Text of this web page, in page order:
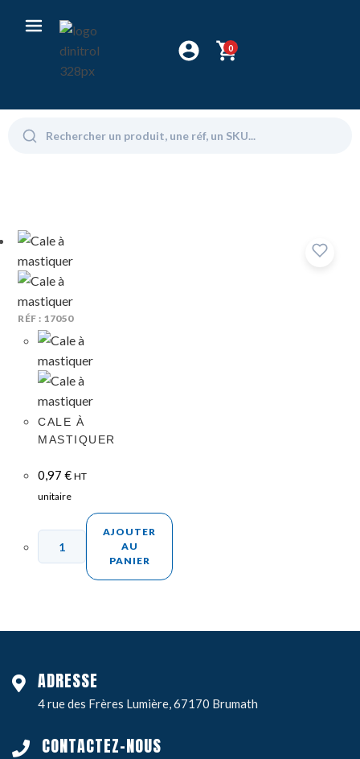
0
RÉF : 17050
CALE À
MASTIQUER
0,97€ HT
unitaire
AJOUTER
AU
PANIER
ADRESSE
4 rue des Frères Lumière, 67170 Brumath
CONTACTEZ-NOUS